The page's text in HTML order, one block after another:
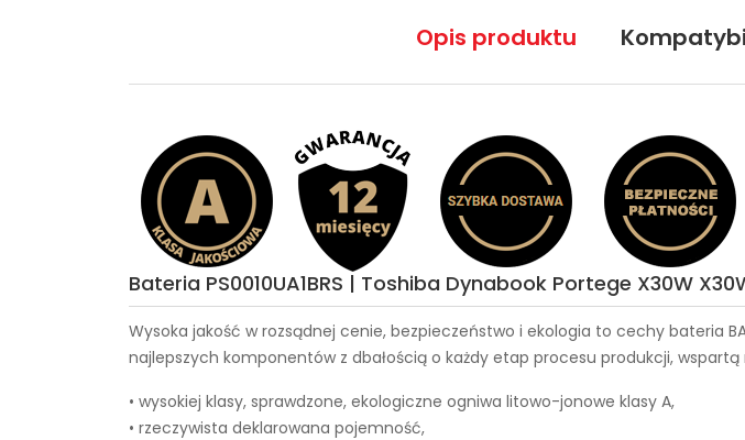
Opis produktu
Bateria PS0010UA1BRS | Toshiba Dynabook Portege X30W
Wysoka jakość w rozsądnej cenie, bezpieczeństwo i ekologia to cechy bateria
najlepszych komponentów z dbałością o każdy etap procesu produkcji,
• wysokiej klasy, sprawdzone, ekologiczne ogniwa litowo-jonowe klasy A,
• rzeczywista deklarowana pojemność,